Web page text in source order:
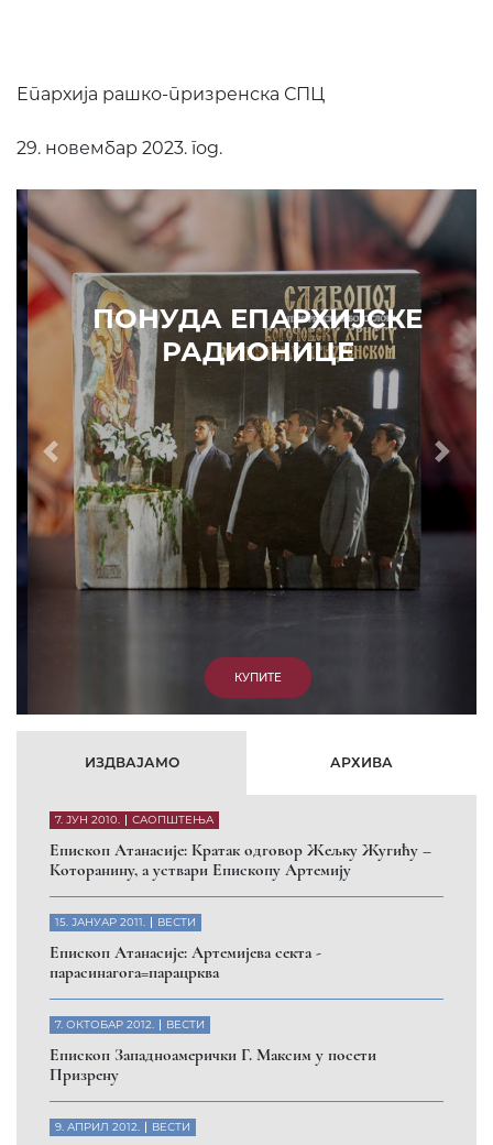
Епархија рашко-призренска СПЦ
29. новембар 2023. год.
ПОНУДА ЕПАРХИЈСКЕ
РАДИОНИЦЕ
КУПИТЕ
Prethodni
ИЗДВАЈАМО АРХИВА
7. ЈУН 2010. САОПШТЕЊА
Eпископ Атанасије: Кратак одговор Жељку Жугићу –
Которанину, а уствари Епископу Артемију
15. ЈАНУАР 2011. ВЕСТИ
Eпископ Атанасије: Артемијева секта -
парасинагога=парацрква
7. ОКТОБАР 2012. ВЕСТИ
Eпископ Западноамерички Г. Максим у посети
Призрену
9. АПРИЛ 2012. ВЕСТИ